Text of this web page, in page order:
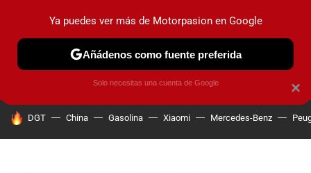
PRUEBAS COCHES ELÉCTRICOS OBSERVATORIO
HOY SE HABLA DE
DGT China Gasolina Xiaomi Mercedes-Benz
×
Ya puedes ver más de Motorpasion en Google
Añádenos como fuente preferida
Solo necesitas una cuenta de Google